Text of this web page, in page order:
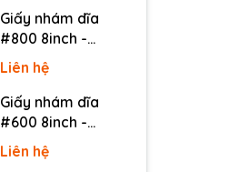
Giấy nhám dĩa
#800 8inch -
Sankyo (Nhật) - Có
keo (PSA)
Liên hệ
Giấy nhám dĩa
#600 8inch -
Sankyo (Nhật) - Có
keo (PSA)
Liên hệ